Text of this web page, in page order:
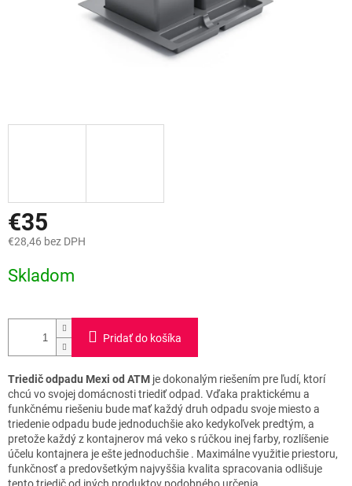
€35
€28,46 bez DPH
cena:
Skladom
Pridať do košíka
Triedič odpadu Mexi od ATM je dokonalým riešením pre ľudí, ktorí
chcú vo svojej domácnosti triediť odpad. Vďaka praktickému a
funkčnému riešeniu bude mať každý druh odpadu svoje miesto a
triedenie odpadu bude jednoduchšie ako kedykoľvek predtým, a
pretože každý z kontajnerov má veko s rúčkou inej farby, rozlíšenie
účelu kontajnera je ešte jednoduchšie . Maximálne využitie priestoru,
funkčnosť a predovšetkým najvyššia kvalita spracovania odlišuje